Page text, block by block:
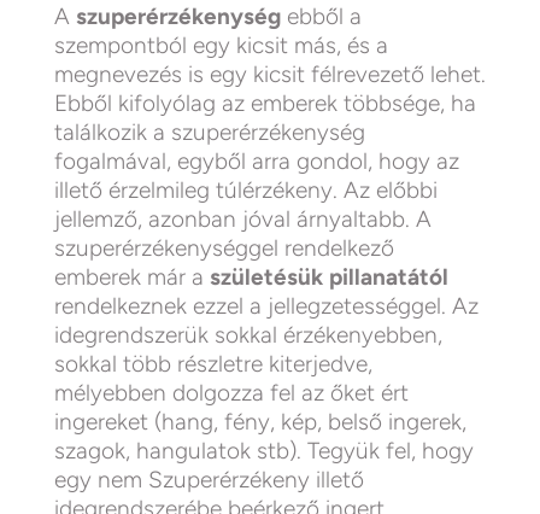
Aszuperérzékenységebből a
szempontból egy kicsit más, és a
megnevezés is egy kicsit félrevezető lehet.
Ebből kifolyólag az emberek többsége, ha
találkozik a szuperérzékenység
fogalmával, egyből arra gondol, hogy az
illető érzelmileg túlérzékeny. Az előbbi
jellemző, azonban jóval árnyaltabb. A
szuperérzékenységgel rendelkező
emberek már a születésük pillanatától
rendelkeznek ezzel a jellegzetességgel. Az
idegrendszerük sokkal érzékenyebben,
sokkal több részletre kiterjedve,
mélyebben dolgozza fel az őket ért
ingereket (hang, fény, kép, belső ingerek,
szagok, hangulatok stb). Tegyük fel, hogy
egy nem Szuperérzékeny illető